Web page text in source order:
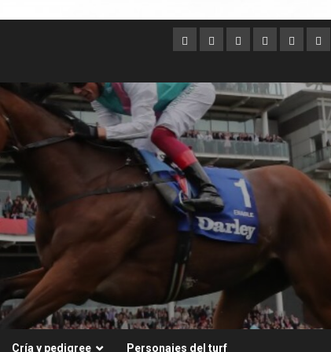
Argentina
AustraliaBrasilChileDubai
Cría y pedigree Personajes del turf